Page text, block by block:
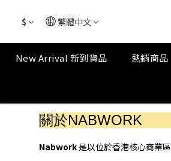
$ 繁體中文
New Arrival 新到貨品 熱銷商品
關於NABWORK
Nabwork是以位於香港核心商業